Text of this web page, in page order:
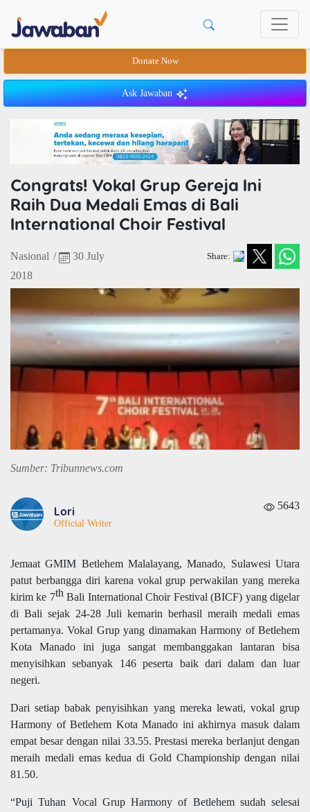
Donate Now
Ask Jawaban
Congrats! Vokal Grup Gereja Ini
Raih Dua Medali Emas di Bali
International Choir Festival
Nasional /
30 July
2018
Share:
Sumber: Tribunnews.com
Lori
Official Writer
5643
Jemaat GMIM Betlehem Malalayang, Manado, Sulawesi Utara
patut berbangga diri karena vokal grup perwakilan yang mereka
kirim ke 7thBali International Choir Festival (BICF) yang digelar
di Bali sejak 24-28 Juli kemarin berhasil meraih medali emas
pertamanya. Vokal Grup yang dinamakan Harmony of Betlehem
Kota Manado ini juga sangat membanggakan lantaran bisa
menyisihkan sebanyak 146 peserta baik dari dalam dan luar
negeri.
Dari setiap babak penyisihkan yang mereka lewati, vokal grup
Harmony of Betlehem Kota Manado ini akhirnya masuk dalam
empat besar dengan nilai 33.55. Prestasi mereka berlanjut dengan
meraih medali emas kedua di Gold Championship dengan nilai
81.50.
“Puji Tuhan Vocal Grup Harmony of Betlehem sudah selesai